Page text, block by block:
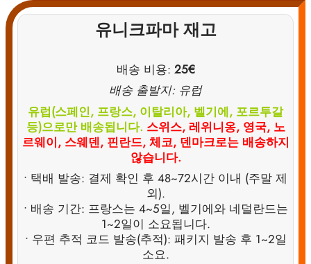
유니크파마 재고
배송 비용: 25€
배송 출발지: 유럽
유럽(스페인, 프랑스, 이탈리아, 벨기에, 포르투갈
등)으로만 배송됩니다. 스위스, 레위니옹, 영국, 노
르웨이, 스웨덴, 핀란드, 체코, 덴마크로는 배송하지
않습니다.
• 택배 발송: 결제 확인 후 48~72시간 이내 (주말 제
외).
• 배송 기간: 프랑스는 4~5일, 벨기에와 네덜란드는
1~2일이 소요됩니다.
• 우편 추적 코드 발송(추적): 패키지 발송 후 1~2일
소요.